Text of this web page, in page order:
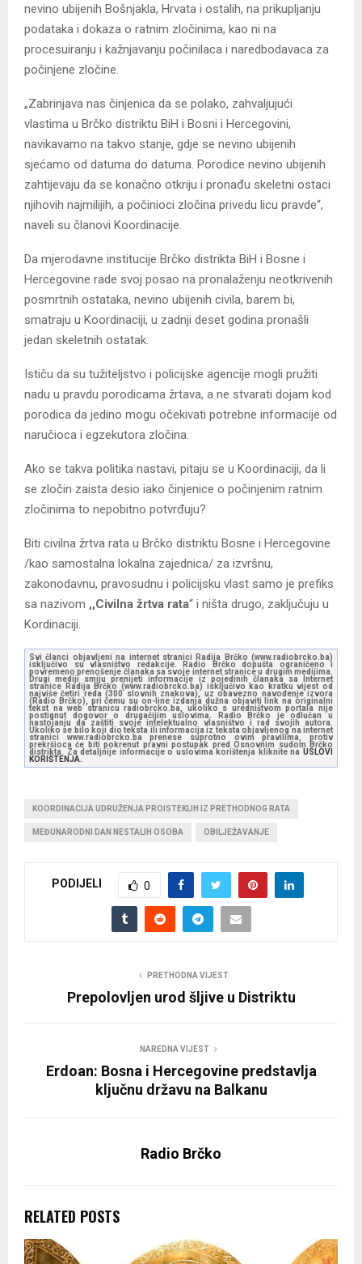
nevino ubijenih Bošnjakla, Hrvata i ostalih, na prikupljanju
podataka i dokaza o ratnim zločinima, kao ni na
procesuiranju i kažnjavanju počinilaca i naredbodavaca za
počinjene zločine.
„Zabrinjava nas činjenica da se polako, zahvaljujući
vlastima u Brčko distriktu BiH i Bosni i Hercegovini,
navikavamo na takvo stanje, gdje se nevino ubijenih
sjećamo od datuma do datuma. Porodice nevino ubijenih
zahtijevaju da se konačno otkriju i pronađu skeletni ostaci
njihovih najmilijih, a počinioci zločina privedu licu pravde“,
naveli su članovi Koordinacije.
Da mjerodavne institucije Brčko distrikta BiH i Bosne i
Hercegovine rade svoj posao na pronalaženju neotkrivenih
posmrtnih ostataka, nevino ubijenih civila, barem bi,
smatraju u Koordinaciji, u zadnji deset godina pronašli
jedan skeletnih ostatak.
Ističu da su tužiteljstvo i policijske agencije mogli pružiti
nadu u pravdu porodicama žrtava, a ne stvarati dojam kod
porodica da jedino mogu očekivati potrebne informacije od
naručioca i egzekutora zločina.
Ako se takva politika nastavi, pitaju se u Koordinaciji, da li
se zločin zaista desio iako činjenice o počinjenim ratnim
zločinima to nepobitno potvrđuju?
Biti civilna žrtva rata u Brčko distriktu Bosne i Hercegovine
/kao samostalna lokalna zajednica/ za izvršnu,
zakonodavnu, pravosudnu i policijsku vlast samo je prefiks
sa nazivom ,,Civilna žrtva rata“ i ništa drugo, zaključuju u
Kordinaciji.
Svi članci objavljeni na internet stranici Radija Brčko (www.radiobrcko.ba)
isključivo su vlasništvo redakcije. Radio Brčko dopušta ograničeno i
povremeno prenošenje članaka sa svoje internet stranice u drugim medijima.
Drugi mediji smiju prenijeti informacije iz pojedinih članaka sa Internet
stranice Radija Brčko (www.radiobrcko.ba) isključivo kao kratku vijest od
najviše četiri reda (300 slovnih znakova), uz obavezno navođenje izvora
(Radio Brčko), pri čemu su on-line izdanja dužna objaviti link na originalni
tekst na web stranicu radiobrcko.ba, ukoliko s uredništvom portala nije
postignut dogovor o drugačijim uslovima. Radio Brčko je odlučan u
nastojanju da zaštiti svoje intelektualno vlasništvo i rad svojih autora.
Ukoliko se bilo koji dio teksta ili informacija iz teksta objavljenog na internet
stranici www.radiobrcko.ba prenese suprotno ovim pravilima, protiv
prekršioca će biti pokrenut pravni postupak pred Osnovnim sudom Brčko
distrikta. Za detaljnije informacije o uslovima korištenja kliknite na USLOVI
KORIŠTENJA.
KOORDINACIJA UDRUŽENJA PROISTEKLIH IZ PRETHODNOG RATA
MEĐUNARODNI DAN NESTALIH OSOBA OBILJEŽAVANJE
PODIJELI 0
PRETHODNA VIJEST
Prepolovljen urod šljive u Distriktu
NAREDNA VIJEST
Erdoan: Bosna i Hercegovine predstavlja
ključnu državu na Balkanu
Radio Brčko
RELATED POSTS